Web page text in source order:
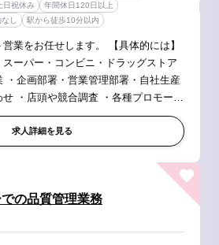
日祝休み
年間休日120日以上
し 駅から徒歩10分以内
任せします。 【具体的には】
スーパー・コンビニ・ドラッグストア
・企画部署・営業管理部署・自社生産
・店頭や競合調査 ・各種プロモーシ
営業は一切ありません 【入社後の
求人詳細を見る
の品質管理業務